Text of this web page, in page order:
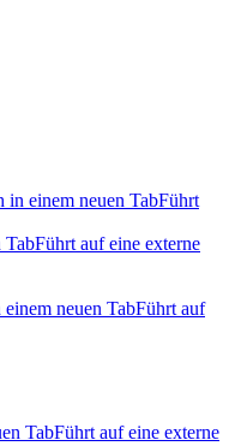
in einem neuen TabFührt
TabFührt auf eine externe
neuen TabFührt auf
TabFührt auf eine externe